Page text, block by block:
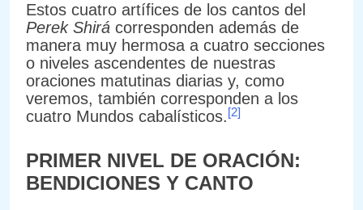
Estos cuatro artífices de los cantos del
Perek Shirá corresponden además de
manera muy hermosa a cuatro secciones
o niveles ascendentes de nuestras
oraciones matutinas diarias y, como
veremos, también corresponden a los
cuatro Mundos cabalísticos.[2]
PRIMER NIVEL DE ORACIÓN:
BENDICIONES Y CANTO